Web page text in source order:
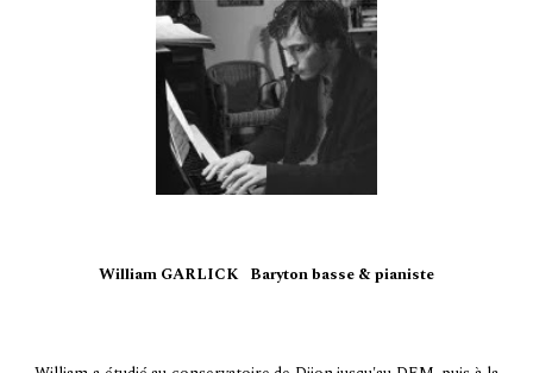
William GARLICK Baryton basse & pianiste